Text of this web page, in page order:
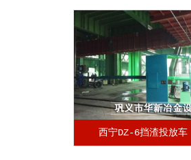
西宁DZ-6挡渣投放车